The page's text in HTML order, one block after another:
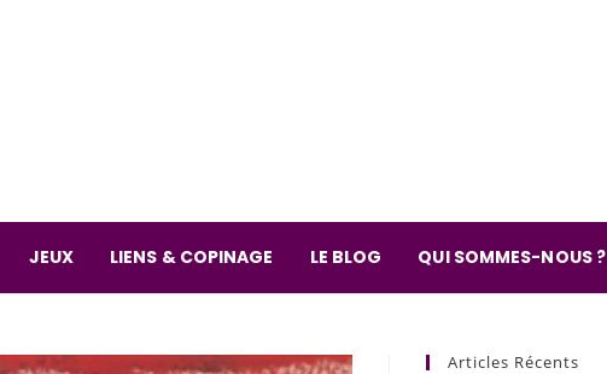
JEUX LIENS & COPINAGE LE BLOG QUI SOMMES-NOUS ?
Articles Récents